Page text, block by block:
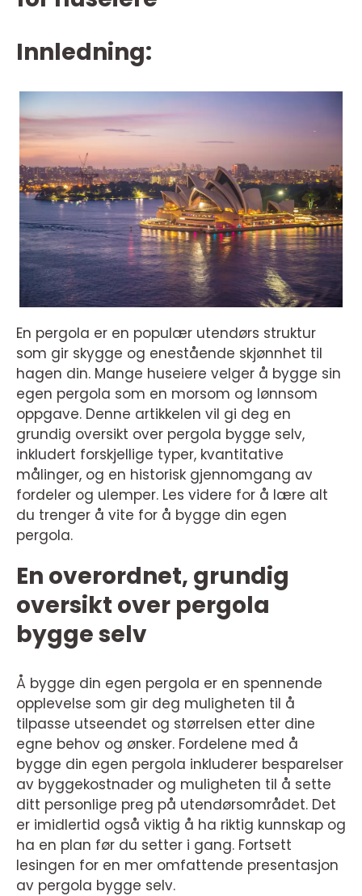
Innledning:
En pergola er en populær utendørs struktur
som gir skygge og enestående skjønnhet til
hagen din. Mange huseiere velger å bygge sin
egen pergola som en morsom og lønnsom
oppgave. Denne artikkelen vil gi deg en
grundig oversikt over pergola bygge selv,
inkludert forskjellige typer, kvantitative
målinger, og en historisk gjennomgang av
fordeler og ulemper. Les videre for å lære alt
du trenger å vite for å bygge din egen
pergola.
En overordnet, grundig
oversikt over pergola
bygge selv
Å bygge din egen pergola er en spennende
opplevelse som gir deg muligheten til å
tilpasse utseendet og størrelsen etter dine
egne behov og ønsker. Fordelene med å
bygge din egen pergola inkluderer besparelser
av byggekostnader og muligheten til å sette
ditt personlige preg på utendørsområdet. Det
er imidlertid også viktig å ha riktig kunnskap og
ha en plan før du setter i gang. Fortsett
lesingen for en mer omfattende presentasjon
av pergola bygge selv.